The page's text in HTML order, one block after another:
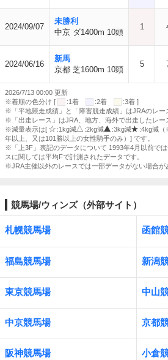
2024/09/07
未勝利
中京 ダ1400m 10頭
1
2024/06/16
新馬
京都 芝1600m 10頭
5
2026/7/13 00:00 更新
※着順の色分け [
:1着 :2着
:3着 ]
※「平地競走成績」と「障害競走成績」はJRAのレー
※「出走レース」はJRA、地方、海外で出走したレー
※減量表示は[
:1kg減 :2kg減 :3kg減 :4kg減（
年以上、又は101勝以上の女性騎手のみ）] です。
※「上3F」表記のデータについて 1993年4月以前で
スに関しては平均Fで計測されたデータです。
※JRA主催以外のレースでは一部データがない場合が
競馬場/ウィンズ（外部サイト）
札幌競馬場 函館
福島競馬場 新潟
東京競馬場 中山
中京競馬場 京都
阪神競馬場 小倉